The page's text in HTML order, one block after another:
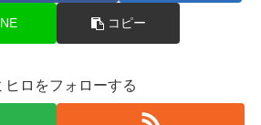
コピー
ヒロをフォローする